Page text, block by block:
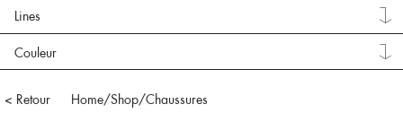
Lines
Couleur
< Retour Home/Shop/Chaussures